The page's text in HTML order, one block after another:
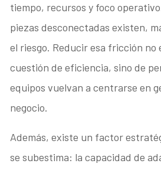
tiempo, recursos y foco
piezas desconectadas existen,
el riesgo. Reducir esa fricción no
cuestión de eficiencia, sino de
equipos vuelvan a centrarse en
negocio.
Además, existe un factor
se subestima: la capacidad de